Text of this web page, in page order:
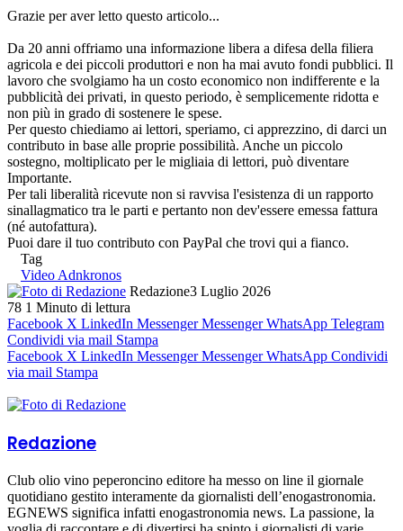
Grazie per aver letto questo articolo...
Da 20 anni offriamo una informazione libera a difesa della filiera
agricola e dei piccoli produttori e non ha mai avuto fondi pubblici. Il
lavoro che svolgiamo ha un costo economico non indifferente e la
pubblicità dei privati, in questo periodo, è semplicemente ridotta e
non più in grado di sostenere le spese.
Per questo chiediamo ai lettori, speriamo, ci apprezzino, di darci un
contributo in base alle proprie possibilità. Anche un piccolo
sostegno, moltiplicato per le migliaia di lettori, può diventare
Importante.
Per tali liberalità ricevute non si ravvisa l'esistenza di un rapporto
sinallagmatico tra le parti e pertanto non dev'essere emessa fattura
(né autofattura).
Puoi dare il tuo contributo con PayPal che trovi qui a fianco.
Tag
Video Adnkronos
Redazione3 Luglio 2026
78 1 Minuto di lettura
Facebook X LinkedIn Messenger Messenger WhatsApp Telegram
Condividi via mail Stampa
Facebook X LinkedIn Messenger Messenger WhatsApp Condividi
via mail Stampa
Redazione
Club olio vino peperoncino editore ha messo on line il giornale
quotidiano gestito interamente da giornalisti dell’enogastronomia.
EGNEWS significa infatti enogastronomia news. La passione, la